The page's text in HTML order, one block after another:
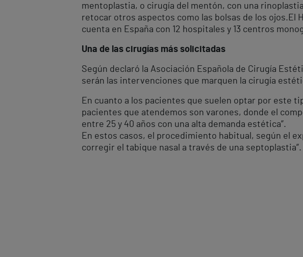
mentoplastia, o cirugía del mentón, con una
retocar otros aspectos como las bolsas de los
cuenta en España con 12 hospitales y 13 centros
Una de las cirugías más solicitadas
Según declaró la Asociación Española de Cirugía
serán las intervenciones que marquen la cirugía
En cuanto a los pacientes que suelen optar por este
pacientes que atendemos son varones, donde el
entre 25 y 40 años con una alta demanda estética”.
En estos casos, el procedimiento habitual, según el
corregir el tabique nasal a través de una septoplastia”.